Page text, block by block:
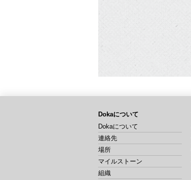
Dokaについて
Dokaについて
連絡先
場所
マイルストーン
組織